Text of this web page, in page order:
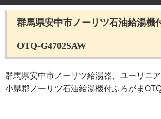
群馬県安中市ノーリツ石油給湯機
OTQ-G4702SAW
群馬県安中市ノーリツ給湯器、ユーリニ
小県郡ノーリツ石油給湯機付ふろがま